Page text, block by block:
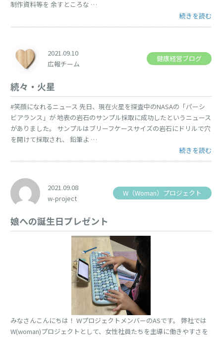
制作資料等を 余すところな …
“10/1より国
続きを読む
2021.09.10
広報チーム
健康経営ブログ
続々・火星
#笑顔になれるニュース 先日、現在火星を探査中のNASAの「パーシ
ビアランス」が 地表の岩石のサンプル採取に成功したというニュース
がありました。 サンプルはブリーフケースサイズの岩石にドリルで穴
を開けて採取され、 鉛筆よ …
“続々・火星”
続きを読む
2021.09.08
w-project
W（Woman）プロジェクト
娘への誕生日プレゼント
みなさんこんにちは！ WプロジェクトメンバーのASです。 弊社では
W(woman)プロジェクトとして、女性社員たちを主導に働きやすさを